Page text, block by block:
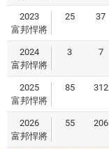
2023
富邦悍將
25 37
2024
富邦悍將
3 7
2025
富邦悍將
85 312
2026
富邦悍將
55 206